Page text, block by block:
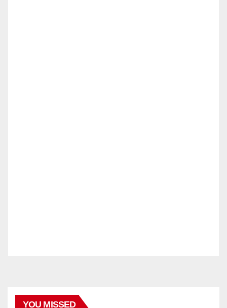
YOU MISSED